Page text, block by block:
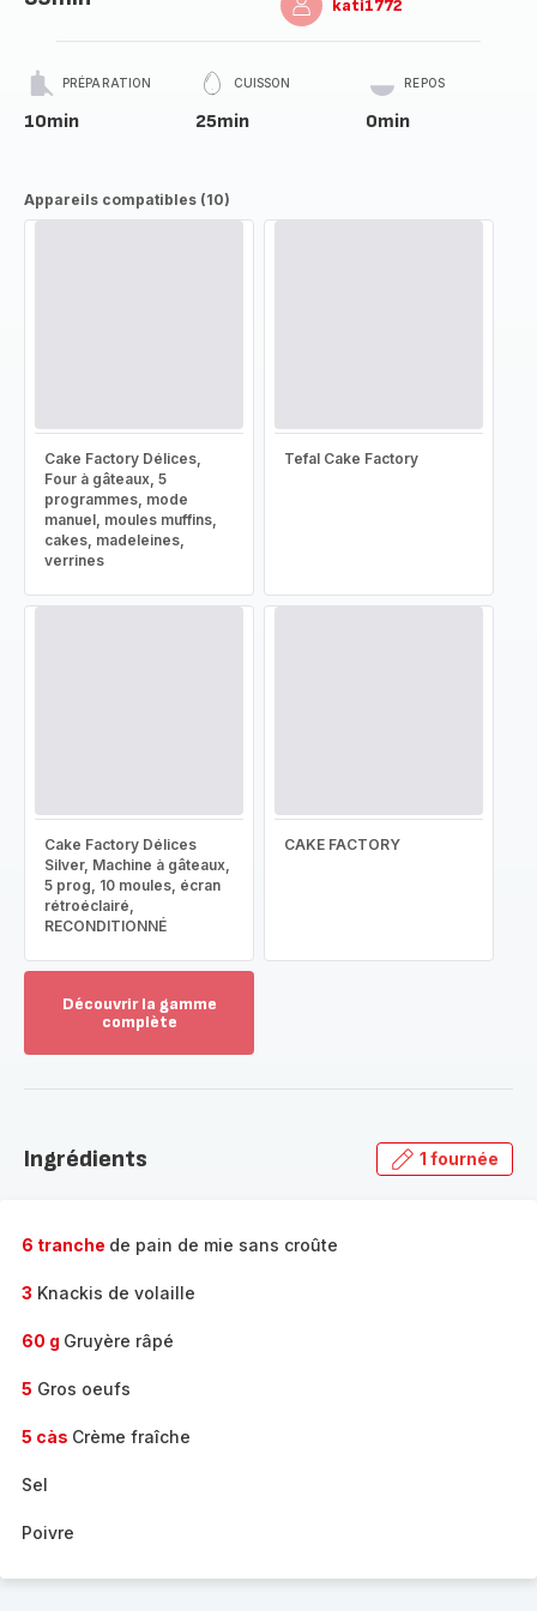
kati1772
PRÉPARATION
10min
CUISSON
25min
REPOS
0min
Appareils compatibles (10)
Cake Factory Délices,
Four à gâteaux, 5
programmes, mode
manuel, moules muffins,
cakes, madeleines,
verrines
Tefal Cake Factory
Cake Factory Délices
Silver, Machine à gâteaux,
5 prog, 10 moules, écran
rétroéclairé,
RECONDITIONNÉ
CAKE FACTORY
Découvrir la gamme
complète
gamme
Ingrédients 1 fournée
6 tranche de pain de mie sans croûte
3 Knackis de volaille
60 g Gruyère râpé
5 Gros oeufs
5 càs Crème fraîche
Sel
Poivre